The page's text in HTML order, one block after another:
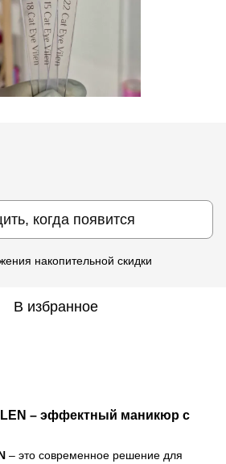
когда появится
накопительной скидки
В избранное
– эффектный маникюр с
– это современное решение для